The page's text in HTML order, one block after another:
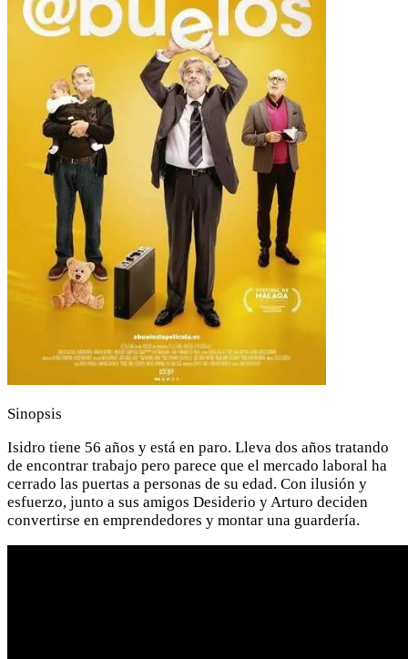
Sinopsis
Isidro tiene 56 años y está en paro. Lleva dos años tratando
de encontrar trabajo pero parece que el mercado laboral ha
cerrado las puertas a personas de su edad. Con ilusión y
esfuerzo, junto a sus amigos Desiderio y Arturo deciden
convertirse en emprendedores y montar una guardería.